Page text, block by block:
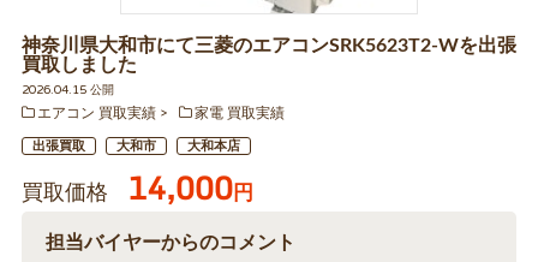
神奈川県大和市にて三菱のエアコンSRK5623T2-Wを出張
買取しました
2026.04.15 公開
エアコン 買取実績
家電 買取実績
出張買取 大和市 大和本店
買取価格 14,000円
担当バイヤーからのコメント